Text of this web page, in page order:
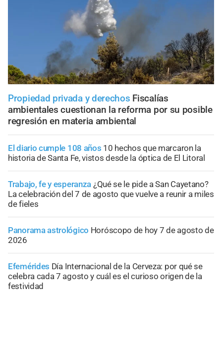
Propiedad privada y derechos Fiscalías
ambientales cuestionan la reforma por su posible
regresión en materia ambiental
El diario cumple 108 años 10 hechos que marcaron la
historia de Santa Fe, vistos desde la óptica de El Litoral
Trabajo, fe y esperanza ¿Qué se le pide a San Cayetano?
La celebración del 7 de agosto que vuelve a reunir a miles
de fieles
Panorama astrológico Horóscopo de hoy 7 de agosto de
2026
Efemérides Día Internacional de la Cerveza: por qué se
celebra cada 7 agosto y cuál es el curioso origen de la
festividad